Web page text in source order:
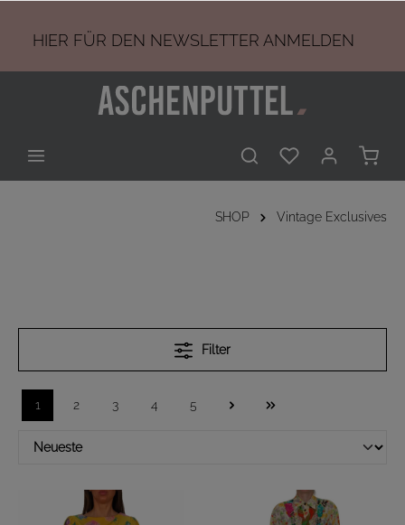
HIER FÜR DEN NEWSLETTER ANMELDEN
SHOP Vintage Exclusives
Filter
1 2 3 4 5